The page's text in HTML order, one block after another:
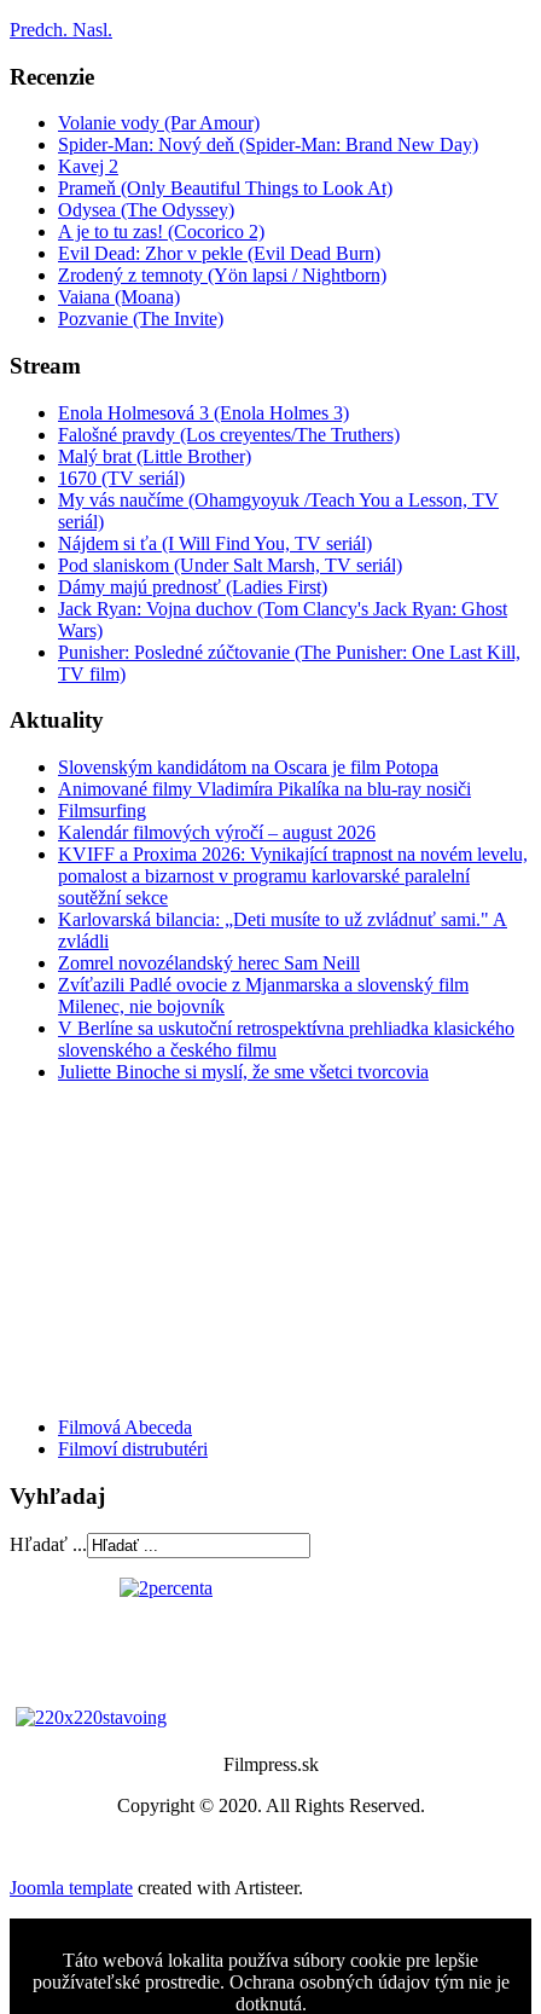
Predch. Nasl.
Recenzie
Volanie vody (Par Amour)
Spider-Man: Nový deň (Spider-Man: Brand New Day)
Kavej 2
Prameň (Only Beautiful Things to Look At)
Odysea (The Odyssey)
A je to tu zas! (Cocorico 2)
Evil Dead: Zhor v pekle (Evil Dead Burn)
Zrodený z temnoty (Yön lapsi / Nightborn)
Vaiana (Moana)
Pozvanie (The Invite)
Stream
Enola Holmesová 3 (Enola Holmes 3)
Falošné pravdy (Los creyentes/The Truthers)
Malý brat (Little Brother)
1670 (TV seriál)
My vás naučíme (Ohamgyoyuk /Teach You a Lesson, TV
seriál)
Nájdem si ťa (I Will Find You, TV seriál)
Pod slaniskom (Under Salt Marsh, TV seriál)
Dámy majú prednosť (Ladies First)
Jack Ryan: Vojna duchov (Tom Clancy's Jack Ryan: Ghost
Wars)
Punisher: Posledné zúčtovanie (The Punisher: One Last Kill,
TV film)
Aktuality
Slovenským kandidátom na Oscara je film Potopa
Animované filmy Vladimíra Pikalíka na blu-ray nosiči
Filmsurfing
Kalendár filmových výročí – august 2026
KVIFF a Proxima 2026: Vynikající trapnost na novém levelu,
pomalost a bizarnost v programu karlovarské paralelní
soutěžní sekce
Karlovarská bilancia: „Deti musíte to už zvládnuť sami." A
zvládli
Zomrel novozélandský herec Sam Neill
Zvíťazili Padlé ovocie z Mjanmarska a slovenský film
Milenec, nie bojovník
V Berlíne sa uskutoční retrospektívna prehliadka klasického
slovenského a českého filmu
Juliette Binoche si myslí, že sme všetci tvorcovia
Filmová Abeceda
Filmoví distrubutéri
Vyhľadaj
Hľadať ...
Filmpress.sk
Copyright © 2020. All Rights Reserved.
Joomla template created with Artisteer.
Táto webová lokalita používa súbory cookie pre lepšie
používateľské prostredie. Ochrana osobných údajov tým nie je
dotknutá.